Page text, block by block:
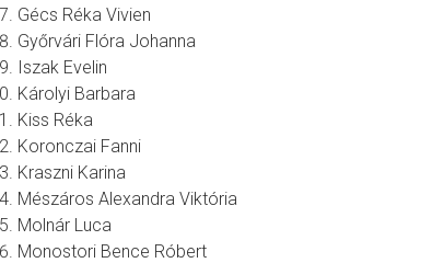
Gécs Réka Vivien
Győrvári Flóra Johanna
Iszak Evelin
Károlyi Barbara
Kiss Réka
Koronczai Fanni
Kraszni Karina
Mészáros Alexandra Viktória
Molnár Luca
Monostori Bence Róbert